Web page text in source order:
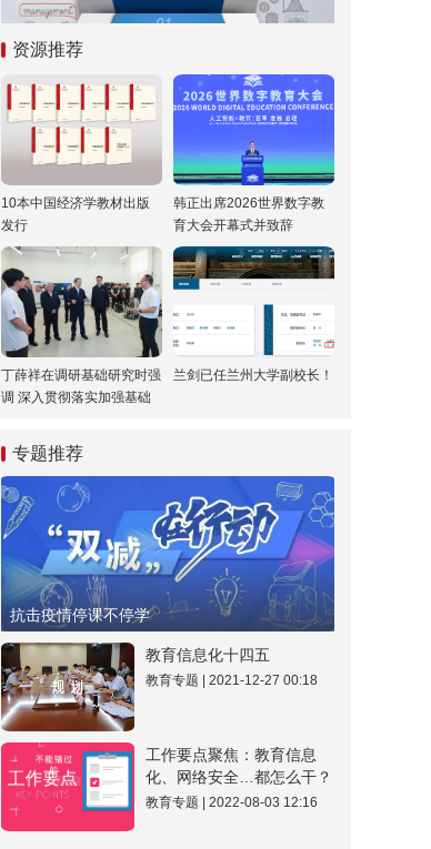
资源推荐
10本中国经济学教材出版
发行
韩正出席2026世界数字教
育大会开幕式并致辞
丁薛祥在调研基础研究时强
调 深入贯彻落实加强基础
基础研究水平和原始创新能
力
兰剑已任兰州大学副校长！
专题推荐
抗击疫情停课不停学
教育信息化十四五
教育专题 | 2021-12-27 00:18
工作要点聚焦：教育信息
化、网络安全…都怎么干？
教育专题 | 2022-08-03 12:16